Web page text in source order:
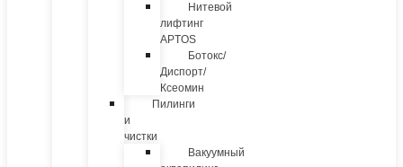
Нитевой
лифтинг
APTOS
Ботокс/
Диспорт/
Ксеомин
Пилинги
и
чистки
Вакуумный